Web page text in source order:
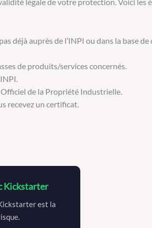
déjà auprès de l’INPI ou dans la base de
de produits/services concernés.
de la Propriété Industrielle.
recevez un certificat.
Kickstarter
est la